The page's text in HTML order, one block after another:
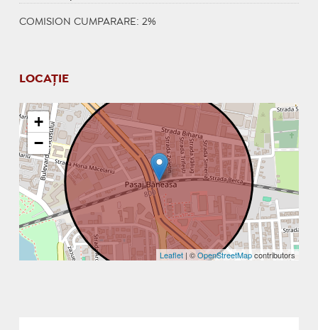
COMISION CUMPARARE: 2%
LOCAȚIE
+
−
Leaflet | ©OpenStreetMapcontributors